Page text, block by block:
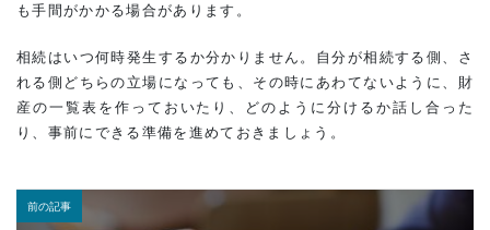
も手間がかかる場合があります。
相続はいつ何時発生するか分かりません。自分が相続する側、さ
れる側どちらの立場になっても、その時にあわてないように、財
産の一覧表を作っておいたり、どのように分けるか話し合った
り、事前にできる準備を進めておきましょう。
前の記事